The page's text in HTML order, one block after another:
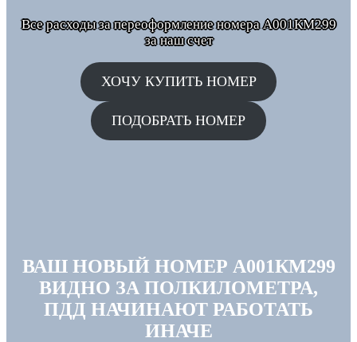
Все расходы за переоформление номера А001КМ299
за наш счет
ХОЧУ КУПИТЬ НОМЕР
ПОДОБРАТЬ НОМЕР
ВАШ НОВЫЙ НОМЕР А001КМ299
ВИДНО ЗА ПОЛКИЛОМЕТРА,
ПДД НАЧИНАЮТ РАБОТАТЬ
ИНАЧЕ